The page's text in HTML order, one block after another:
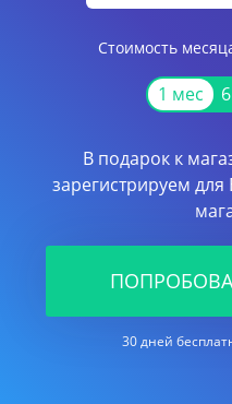
Стоимость
1 мес
В подарок к
зарегистрируем
30 дней